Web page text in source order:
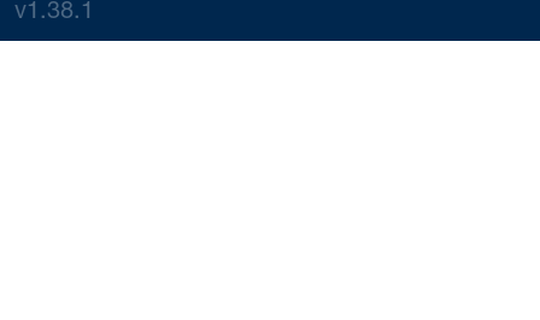
v1.38.1